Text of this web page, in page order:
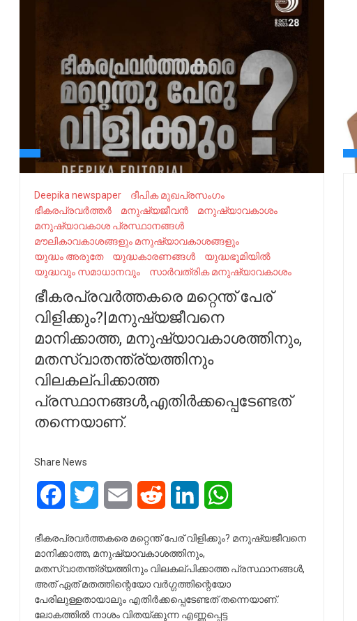
Deepika newspaper
ദീപിക മുഖപ്രസംഗം
ഭീകരപ്രവർത്തർ
മനുഷ്യജീവൻ
മനുഷ്യാവകാശം
മനുഷ്യാവകാശ പ്രസ്ഥാനങ്ങൾ
മൗലികാവകാശങ്ങളും മനുഷ്യാവകാശങ്ങളും
യുദ്ധം അരുതേ
യുദ്ധകാരണങ്ങൾ
യുദ്ധഭൂമിയിൽ
യുദ്ധവും സമാധാനവും
സാർവത്രിക മനുഷ്യാവകാശം
ഭീകരപ്രവർത്തകരെ മറ്റെന്ത് പേര്
വിളിക്കും?|മനുഷ്യജീവനെ
മാനിക്കാത്ത, മനുഷ്യാവകാശത്തിനും,
മതസ്വാതന്ത്ര്യത്തിനും
വിലകല്പിക്കാത്ത
പ്രസ്ഥാനങ്ങൾ,എതിർക്കപ്പെടേണ്ടത്
തന്നെയാണ്.
Share News
FacebookTwitter Email Reddit LinkedIn
ഭീകരപ്രവർത്തകരെ മറ്റെന്ത് പേര് വിളിക്കും? മനുഷ്യജീവനെ
മാനിക്കാത്ത, മനുഷ്യാവകാശത്തിനും,
മതസ്വാതന്ത്ര്യത്തിനും വിലകല്പിക്കാത്ത പ്രസ്ഥാനങ്ങൾ,
അത് ഏത് മതത്തിന്റെയോ വർഗ്ഗത്തിന്റെയോ
പേരിലുള്ളതായാലും എതിർക്കപ്പെടേണ്ടത് തന്നെയാണ്.
ലോകത്തിൽ നാശം വിതയ്ക്കുന്ന എണ്ണപ്പെട്ട